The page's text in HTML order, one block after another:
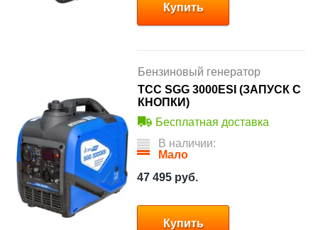
Купить
Бензиновый генератор
ТСС SGG 3000ESI (ЗАПУСК С
КНОПКИ)
Бесплатная доставка
В наличии:
Мало
47 495 руб.
Купить